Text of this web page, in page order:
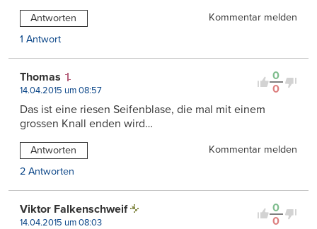
Antworten
Kommentar melden
1 Antwort
0
0
Thomas
14.04.2015 um 08:57
Das ist eine riesen Seifenblase, die mal mit einem
grossen Knall enden wird…
Antworten
Kommentar melden
2 Antworten
0
0
Viktor Falkenschweif
14.04.2015 um 08:03